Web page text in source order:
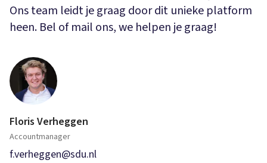
Ons team leidt je graag door dit unieke platform
heen. Bel of mail ons, we helpen je graag!
Floris Verheggen
Accountmanager
f.verheggen@sdu.nl